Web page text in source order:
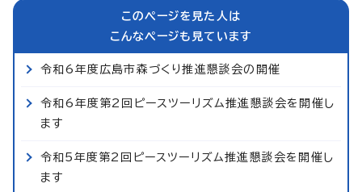
このページを見た人は
こんなページも見ています
令和6年度広島市森づくり推進懇談会の開催
令和6年度第2回ピースツーリズム推進懇談会を開催し
ます
令和5年度第2回ピースツーリズム推進懇談会を開催し
ます